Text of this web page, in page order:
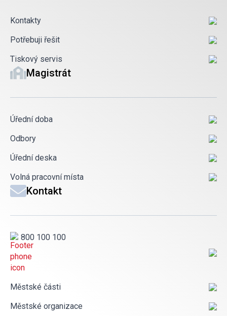
Kontakty
Potřebuji řešit
Tiskový servis
Magistrát
Úřední doba
Odbory
Úřední deska
Volná pracovní místa
Kontakt
800 100 100
Městské části
Městské organizace